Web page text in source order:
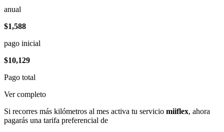
anual
$1,588
pago inicial
$10,129
Pago total
Ver completo
Si recorres más kilómetros al mes activa tu servicio miiflex, ahora
pagarás una tarifa preferencial de